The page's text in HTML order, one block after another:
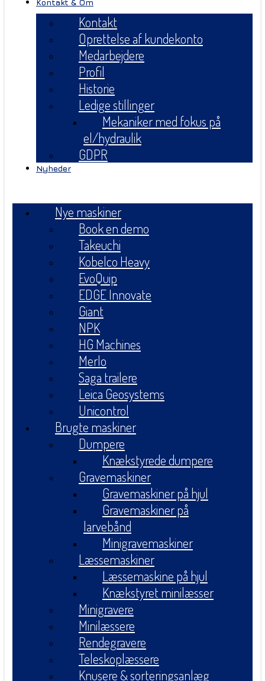
Kontakt & Om
Kontakt
Oprettelse af kundekonto
Medarbejdere
Profil
Historie
Ledige stillinger
Mekaniker med fokus på
el/hydraulik
GDPR
Nyheder
Nye maskiner
Book en demo
Takeuchi
Kobelco Heavy
EvoQuip
EDGE Innovate
Giant
NPK
HG Machines
Merlo
Saga trailere
Leica Geosystems
Unicontrol
Brugte maskiner
Dumpere
Knækstyrede dumpere
Gravemaskiner
Gravemaskiner på hjul
Gravemaskiner på
larvebånd
Minigravemaskiner
Læssemaskiner
Læssemaskine på hjul
Knækstyret minilæsser
Minigravere
Minilæssere
Rendegravere
Teleskoplæssere
Knusere & sorteringsanlæg